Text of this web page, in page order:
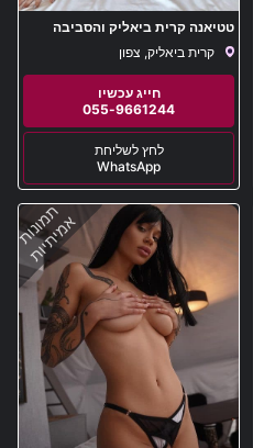
טטיאנה קרית ביאליק והסביבה
קרית ביאליק, צפון
055-9661244
WhatsApp
תמונות
אמיתיות